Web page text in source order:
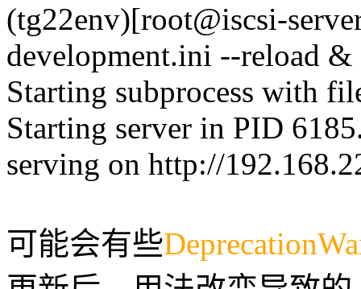
(tg22env)[root@iscsi-
development.ini --reload &
Starting subprocess with
Starting server in PID
serving on http://
可能会有些